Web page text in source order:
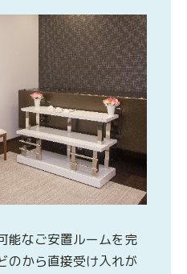
能なご安置ルームを完
のから直接受け入れが